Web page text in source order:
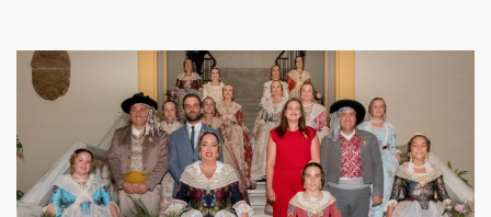
Escriu ací i prem "Enter" per a buscar